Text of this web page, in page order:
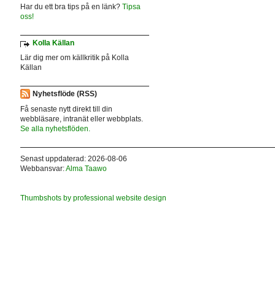
Har du ett bra tips på en länk? Tipsa
oss!
Kolla Källan
Lär dig mer om källkritik på Kolla
Källan
Nyhetsflöde (RSS)
Få senaste nytt direkt till din
webbläsare, intranät eller webbplats.
Se alla nyhetsflöden.
Senast uppdaterad: 2026-08-06
Webbansvar:Alma Taawo
Thumbshots by professional website design